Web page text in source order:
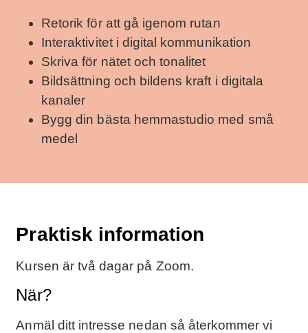
Retorik för att gå igenom rutan
Interaktivitet i digital kommunikation
Skriva för nätet och tonalitet
Bildsättning och bildens kraft i digitala
kanaler
Bygg din bästa hemmastudio med små
medel
Praktisk information
Kursen är två dagar på Zoom.
När?
Anmäl ditt intresse nedan så återkommer vi